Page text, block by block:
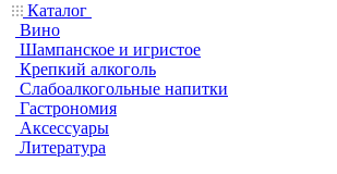
Каталог
Вино
Шампанское и игристое
Крепкий алкоголь
Слабоалкогольные напитки
Гастрономия
Аксессуары
Литература